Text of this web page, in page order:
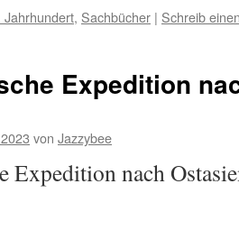
Jahrhundert, Sachbücher | Schreib
Expedition
von Jazzybee
Expedition nach